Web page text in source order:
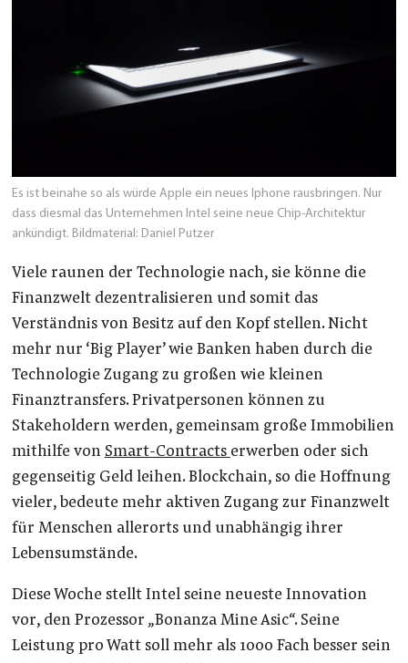
Es ist beinahe so als würde Apple ein neues Iphone rausbringen. Nur
dass diesmal das Unternehmen Intel seine neue Chip-Architektur
ankündigt. Bildmaterial: Daniel Putzer
Viele raunen der Technologie nach, sie könne die
Finanzwelt dezentralisieren und somit das
Verständnis von Besitz auf den Kopf stellen. Nicht
mehr nur ‘Big Player’ wie Banken haben durch die
Technologie Zugang zu großen wie kleinen
Finanztransfers. Privatpersonen können zu
Stakeholdern werden, gemeinsam große Immobilien
mithilfe von Smart-Contracts erwerben oder sich
gegenseitig Geld leihen. Blockchain, so die Hoffnung
vieler, bedeute mehr aktiven Zugang zur Finanzwelt
für Menschen allerorts und unabhängig ihrer
Lebensumstände.
Diese Woche stellt Intel seine neueste Innovation
vor, den Prozessor „Bonanza Mine Asic“. Seine
Leistung pro Watt soll mehr als 1000 Fach besser sein